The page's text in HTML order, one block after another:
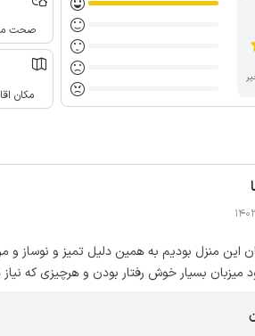
صحت
مکان
این منزل بودیم به همین دلیل تمیز و نوساز
میزبان بسیار خوش رفتار بودن و هرچیزی که